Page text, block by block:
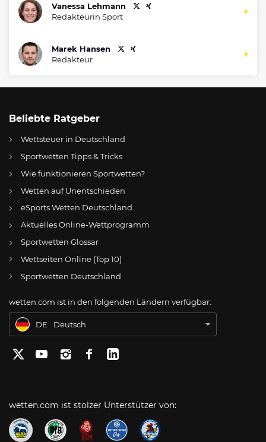
Vanessa Lehmann
Redakteurin Sport
Marek Hansen
Redakteur
Beliebte Ratgeber
Wettsteuer in Deutschland
Sportwetten Tipps & Tricks
Wie funktionieren Sportwetten?
Wetten auf Unentschieden
eSports Wetten Deutschland
Aktuelles Online-Wettprogramm
Sportwetten Glossar
Wettseiten Online (Top 10)
Sportwetten Deutschland
wetten.com ist in den folgenden Ländern verfügbar:
AT Online Wetten Österreich
CH Online Glücksspiel Schweiz
Apostas Online no Brasil
DE
Deutsch
wetten.com ist stolzer Unterstützer von: